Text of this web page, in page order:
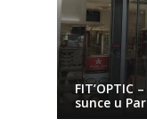
sunce u